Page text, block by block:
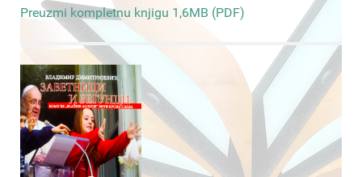
Preuzmi kompletnu knjigu 1,6MB (PDF)